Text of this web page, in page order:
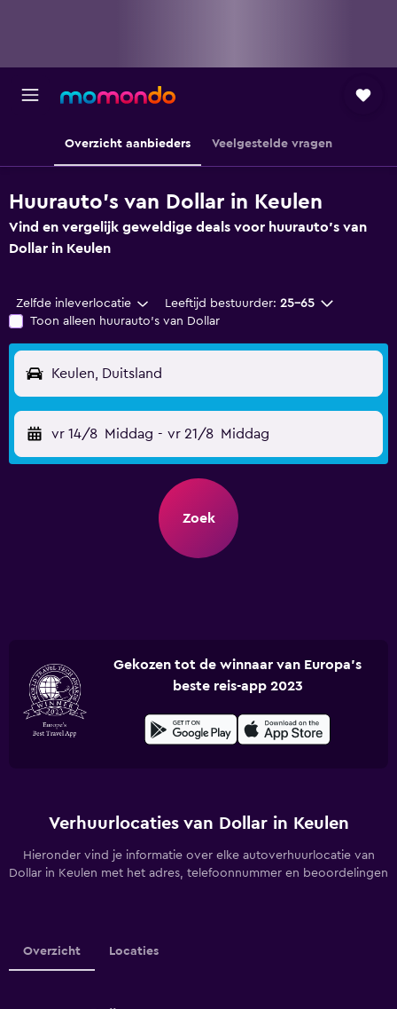
Overzicht aanbieders Veelgestelde vragen
Huurauto's van Dollar in Keulen
Vind en vergelijk geweldige deals voor huurauto's van
Dollar in Keulen
Zelfde inleverlocatie Leeftijd bestuurder: 25-65
Toon alleen huurauto's van Dollar
Keulen, Duitsland
vr 14/8 Middag - vr 21/8 Middag
Zoek
Gekozen tot de winnaar van Europa's
beste reis-app 2023
Verhuurlocaties van Dollar in Keulen
Hieronder vind je informatie over elke autoverhuurlocatie van
Dollar in Keulen met het adres, telefoonnummer en beoordelingen
Overzicht Locaties